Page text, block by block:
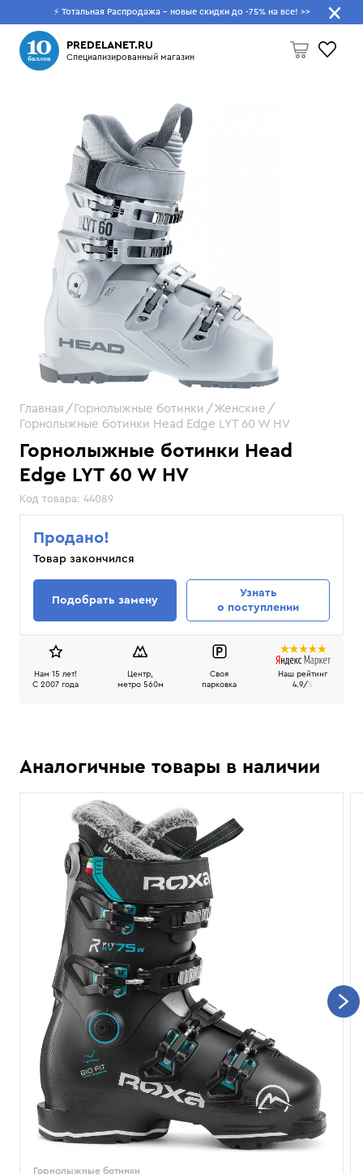
⚡ Тотальная Распродажа - новые скидки до -75% на все! >>
PREDELANET.RU
Специализированный магазин
Что будем искать?
Горнолыжные ботинки Head
Edge LYT 60 W HV
Код товара: 44089
Главная Горнолыжные ботинки
Женские
Горнолыжные ботинки Head Edge LYT 60 W HV
Продано!
Товар закончился
Подобрать замену
Узнать
о поступлении
Нам 15 лет!
C 2007 года
Центр,
метро 560м
Своя
парковка
Наш рейтинг
4.9/5
Аналогичные товары в наличии
Горнолыжные ботинки